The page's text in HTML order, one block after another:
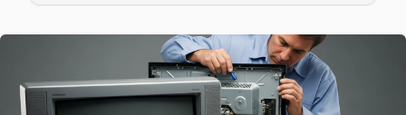
Ayvansaray Thomson Servis
Ayvansaray mahallesi Thomson TV teknisyeniniz
Ayvansaray Thomson Anakart Tamiri →
Balaban Ağa Thomson Servis